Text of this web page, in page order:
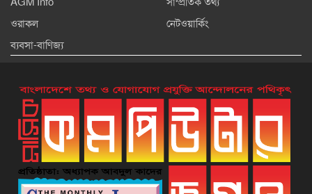
ওরাকল
নেটওয়ার্কিং
ব্যবসা-বাণিজ্য